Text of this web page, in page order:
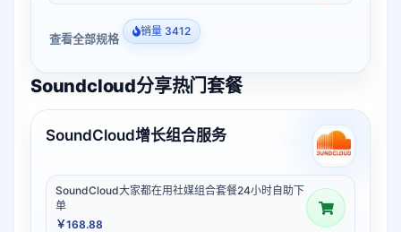
查看全部规格 销量 3412
Soundcloud分享热门套餐
SoundCloud增长组合服务
SoundCloud大家都在用社媒组合套餐24小时自助下
单
￥168.88